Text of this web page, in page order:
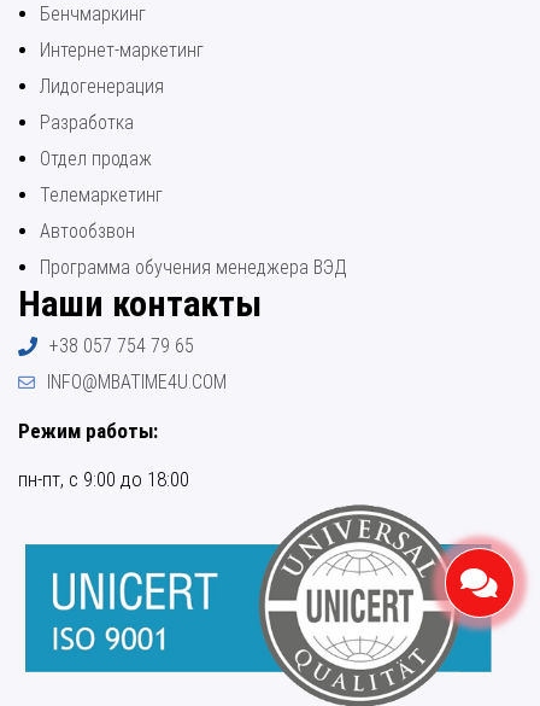
Бенчмаркинг
Интернет-маркетинг
Лидогенерация
Разработка
Отдел продаж
Телемаркетинг
Автообзвон
Программа обучения менеджера ВЭД
Наши контакты
+38 057 754 79 65
INFO@MBATIME4U.COM
Режим работы:
пн-пт, с 9:00 до 18:00